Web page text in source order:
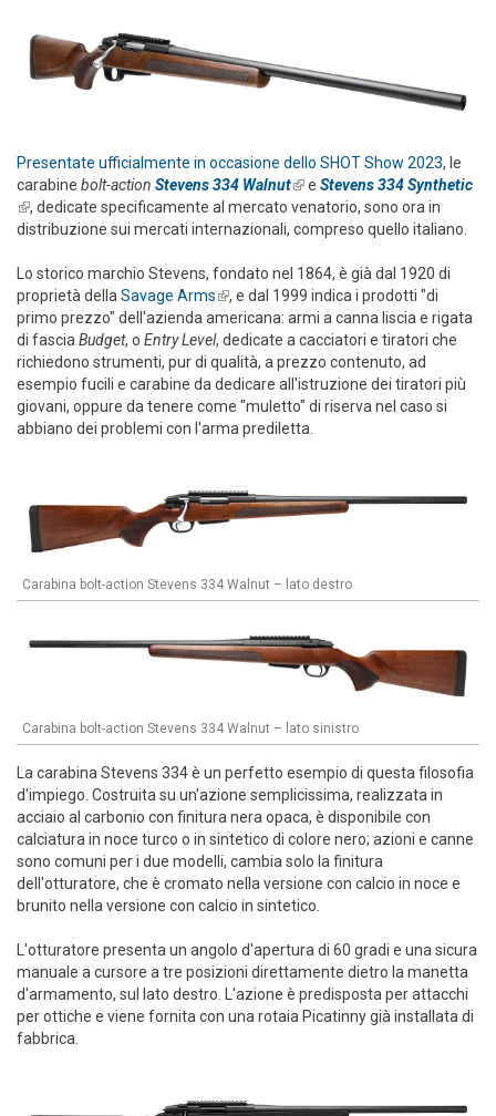
Presentate ufficialmente in occasione dello SHOT Show 2023, le
carabine bolt-action Stevens 334 Walnut(link is external)
e Stevens 334 Synthetic
(link is external)
, dedicate specificamente al mercato venatorio, sono ora in
distribuzione sui mercati internazionali, compreso quello italiano.
Lo storico marchio Stevens, fondato nel 1864, è già dal 1920 di
proprietà della Savage Arms(link is external)
, e dal 1999 indica i prodotti "di
primo prezzo" dell'azienda americana: armi a canna liscia e rigata
di fascia Budget, o Entry Level, dedicate a cacciatori e tiratori che
richiedono strumenti, pur di qualità, a prezzo contenuto, ad
esempio fucili e carabine da dedicare all'istruzione dei tiratori più
giovani, oppure da tenere come "muletto" di riserva nel caso si
abbiano dei problemi con l'arma prediletta.
Carabina bolt-action Stevens 334 Walnut – lato destro
Carabina bolt-action Stevens 334 Walnut – lato sinistro
La carabina Stevens 334 è un perfetto esempio di questa filosofia
d'impiego. Costruita su un'azione semplicissima, realizzata in
acciaio al carbonio con finitura nera opaca, è disponibile con
calciatura in noce turco o in sintetico di colore nero; azioni e canne
sono comuni per i due modelli, cambia solo la finitura
dell'otturatore, che è cromato nella versione con calcio in noce e
brunito nella versione con calcio in sintetico.
L'otturatore presenta un angolo d'apertura di 60 gradi e una sicura
manuale a cursore a tre posizioni direttamente dietro la manetta
d'armamento, sul lato destro. L'azione è predisposta per attacchi
per ottiche e viene fornita con una rotaia Picatinny già installata di
fabbrica.